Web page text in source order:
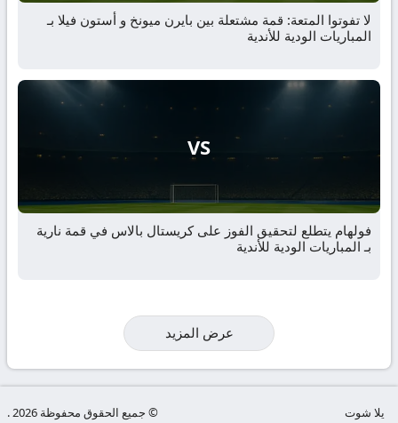
لا تفوتوا المتعة: قمة مشتعلة بين بايرن ميونخ و أستون فيلا بـ
المباريات الودية للأندية
VS
فولهام يتطلع لتحقيق الفوز على كريستال بالاس في قمة نارية
بـ المباريات الودية للأندية
عرض المزيد
يلا شوت © جميع الحقوق محفوظة 2026 .